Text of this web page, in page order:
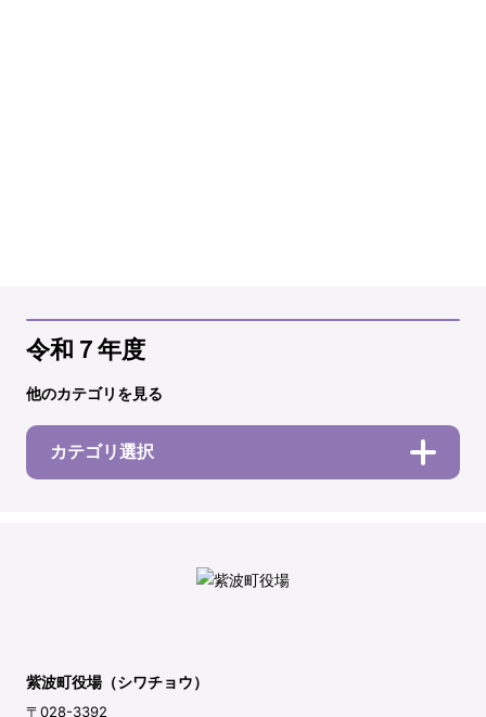
令和７年度
他のカテゴリを見る
カテゴリ選択
紫波町役場（シワチョウ）
〒028-3392